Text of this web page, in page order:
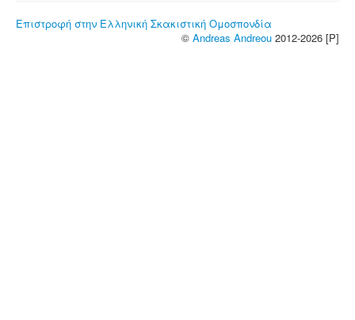
Επιστροφή στην Ελληνική Σκακιστική Ομοσπονδία
© Andreas Andreou 2012-2026 [P]